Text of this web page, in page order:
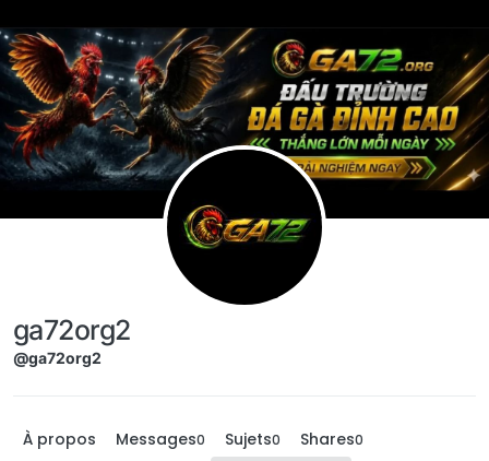
ga72org2
@ga72org2
À propos Messages0 Sujets0 Shares0